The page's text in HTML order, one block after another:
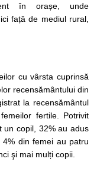
în orașe, unde
față de mediul rural,
cu vârsta cuprinsă
recensământului din
la recensământul
fertile. Potrivit
un copil, 32% au adus
din femei au patru
şi mai mulți copii.